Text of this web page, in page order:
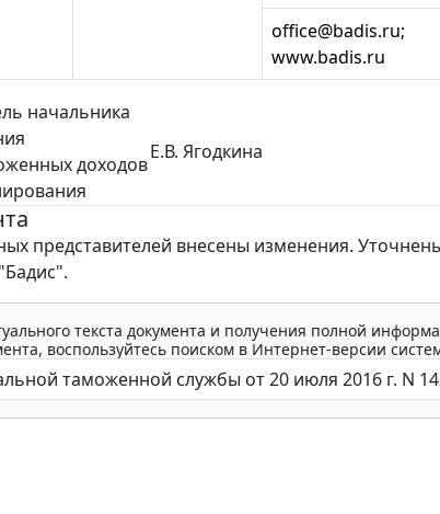
office@badis.ru;
www.badis.ru
начальника
доходов
Е.В. Ягодкина
представителей внесены изменения.
текста документа и получения полной
воспользуйтесь поиском в Интернет-версии